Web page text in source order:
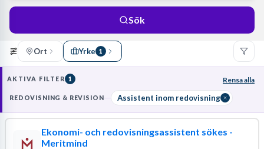
Sök
Ort Yrke 1
AKTIVA FILTER 1 Rensa alla
REDOVISNING & REVISION Assistent inom redovisning
Ekonomi- och redovisningsassistent sökes -
Meritmind